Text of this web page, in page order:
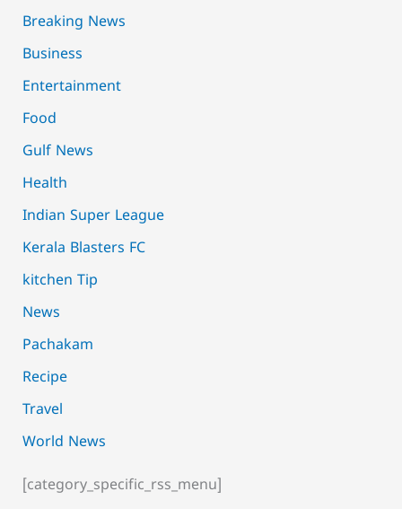
Breaking News
Business
Entertainment
Food
Gulf News
Health
Indian Super League
Kerala Blasters FC
kitchen Tip
News
Pachakam
Recipe
Travel
World News
[category_specific_rss_menu]